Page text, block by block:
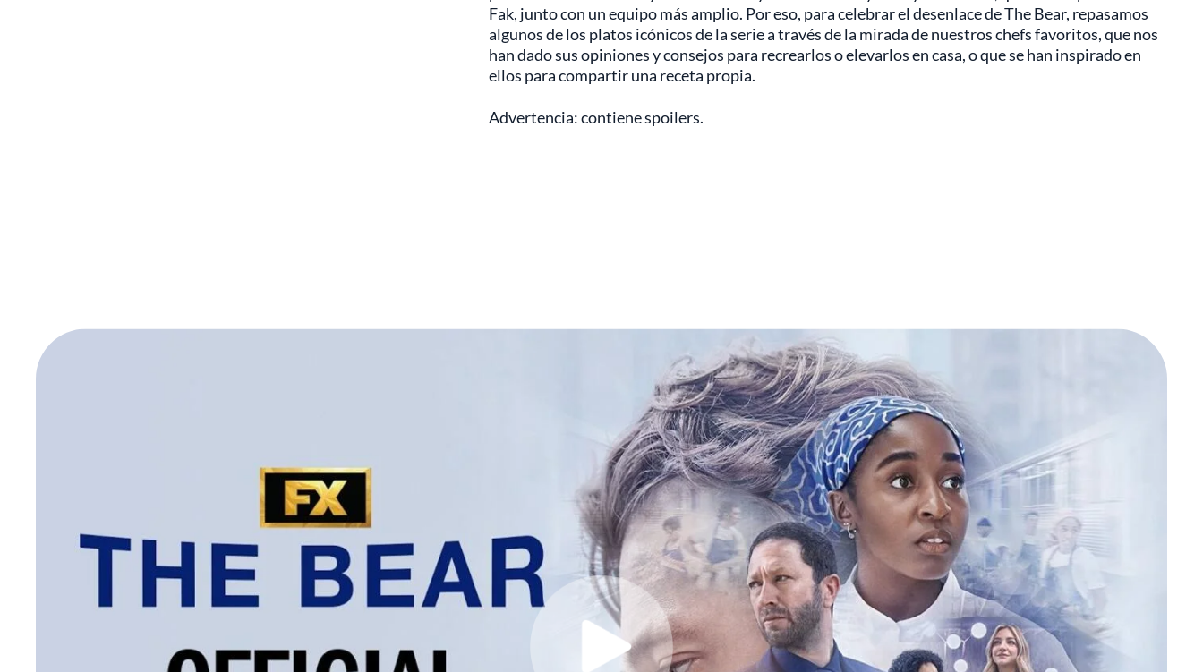
Fak, junto con un equipo más amplio. Por eso, para celebrar el desenlace de The Bear, repasamos
algunos de los platos icónicos de la serie a través de la mirada de nuestros chefs favoritos, que nos
han dado sus opiniones y consejos para recrearlos o elevarlos en casa, o que se han inspirado en
ellos para compartir una receta propia.
Advertencia: contiene spoilers.